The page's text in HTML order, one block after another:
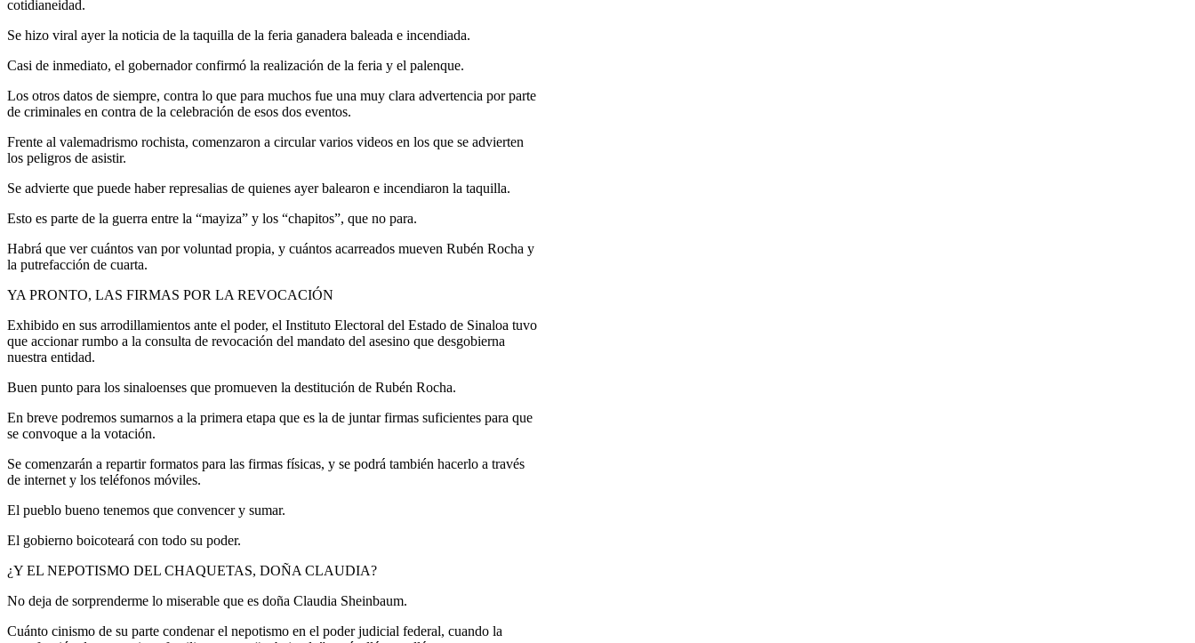
cotidianeidad.
Se hizo viral ayer la noticia de la taquilla de la feria ganadera baleada e incendiada.
Casi de inmediato, el gobernador confirmó la realización de la feria y el palenque.
Los otros datos de siempre, contra lo que para muchos fue una muy clara advertencia por parte
de criminales en contra de la celebración de esos dos eventos.
Frente al valemadrismo rochista, comenzaron a circular varios videos en los que se advierten
los peligros de asistir.
Se advierte que puede haber represalias de quienes ayer balearon e incendiaron la taquilla.
Esto es parte de la guerra entre la “mayiza” y los “chapitos”, que no para.
Habrá que ver cuántos van por voluntad propia, y cuántos acarreados mueven Rubén Rocha y
la putrefacción de cuarta.
YA PRONTO, LAS FIRMAS POR LA REVOCACIÓN
Exhibido en sus arrodillamientos ante el poder, el Instituto Electoral del Estado de Sinaloa tuvo
que accionar rumbo a la consulta de revocación del mandato del asesino que desgobierna
nuestra entidad.
Buen punto para los sinaloenses que promueven la destitución de Rubén Rocha.
En breve podremos sumarnos a la primera etapa que es la de juntar firmas suficientes para que
se convoque a la votación.
Se comenzarán a repartir formatos para las firmas físicas, y se podrá también hacerlo a través
de internet y los teléfonos móviles.
El pueblo bueno tenemos que convencer y sumar.
El gobierno boicoteará con todo su poder.
¿Y EL NEPOTISMO DEL CHAQUETAS, DOÑA CLAUDIA?
No deja de sorprenderme lo miserable que es doña Claudia Sheinbaum.
Cuánto cinismo de su parte condenar el nepotismo en el poder judicial federal, cuando la